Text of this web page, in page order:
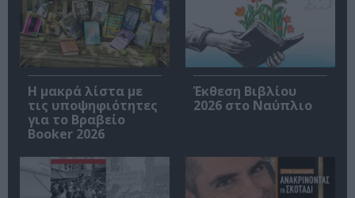
Η μακρά λίστα με
τις υποψηφιότητες
για το Βραβείο
Booker 2026
Έκθεση Βιβλίου
2026 στο Ναύπλιο